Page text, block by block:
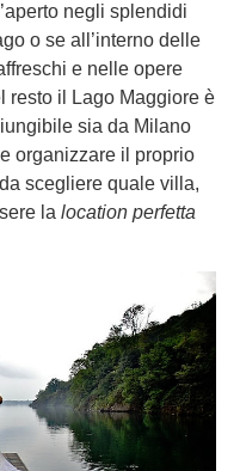
negli splendidi
o se all’interno delle
e nelle opere
resto il Lago Maggiore è
sia da Milano
organizzare il proprio
scegliere quale villa,
la location perfetta